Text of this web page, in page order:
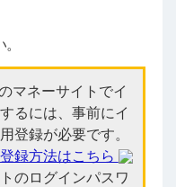
マネーサイトでイ
るには、事前にイ
登録が必要です。
録方法はこちら
のログインパスワ